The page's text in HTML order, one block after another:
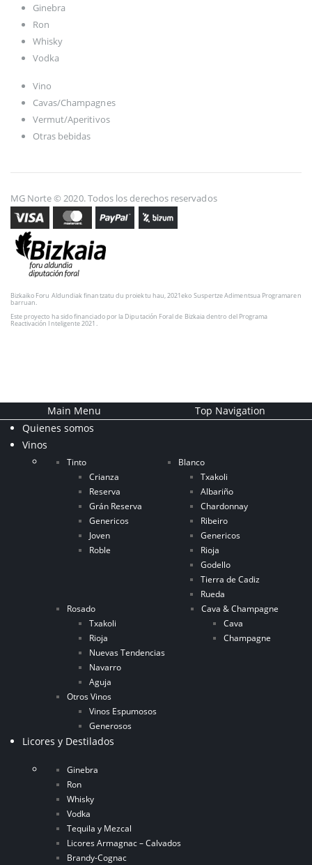
Ginebra
Ron
Whisky
Vodka
Vino
Cavas/Champagnes
Vermut/Aperitivos
Otras bebidas
MG Norte © 2020. Todos los derechos reservados
Bizkaiko Foru Aldundiak finantzatu du proiektu hau, 2021eko Suspertze Adimentsua Programaren
barruan.
Este proyecto ha sido financiado por la Diputación Foral de Bizkaia dentro del Programa
Reactivación Inteligente 2021.
Main Menu
Top Navigation
Quienes somos
Vinos
Tinto
Crianza
Reserva
Grán Reserva
Genericos
Joven
Roble
Blanco
Txakoli
Albariño
Chardonnay
Ribeiro
Genericos
Rioja
Godello
Tierra de Cadiz
Rueda
Rosado
Txakoli
Rioja
Nuevas Tendencias
Navarro
Aguja
Cava & Champagne
Cava
Champagne
Otros Vinos
Vinos Espumosos
Generosos
Licores y Destilados
Ginebra
Ron
Whisky
Vodka
Tequila y Mezcal
Licores Armagnac – Calvados
Brandy-Cognac